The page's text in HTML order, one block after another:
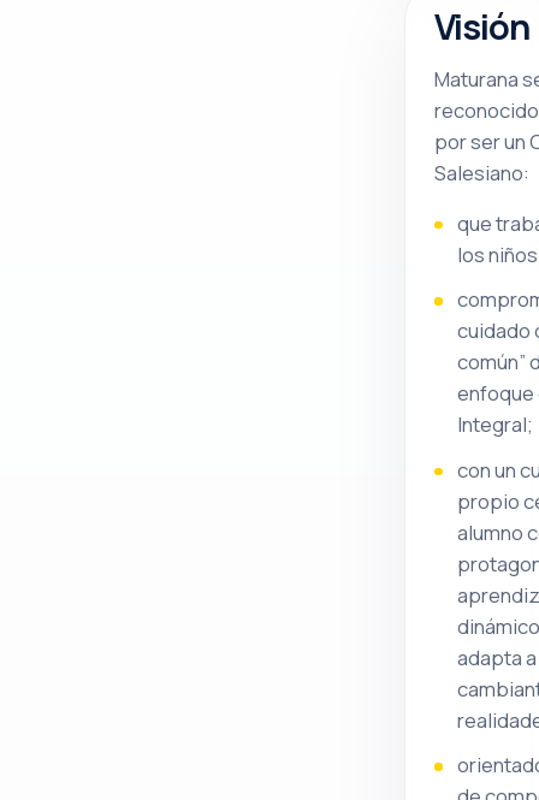
Visión
Maturana
por ser un
Salesiano:
que
los
cuidado
común”
enfoque
Integral;
con un
propio
alumno
adapta